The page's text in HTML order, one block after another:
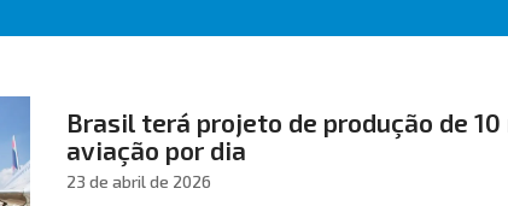
Brasil terá projeto de produção de
aviação por dia
23 de abril de 2026